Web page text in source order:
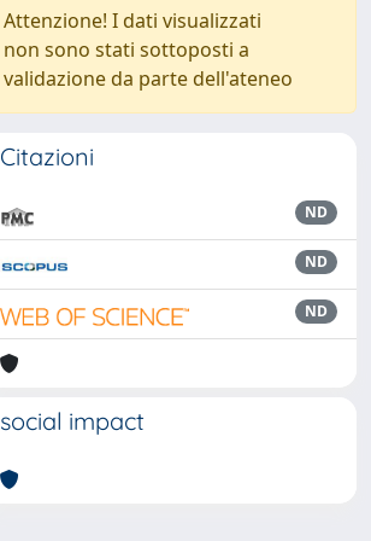
Attenzione! I dati visualizzati
non sono stati sottoposti a
validazione da parte dell'ateneo
Citazioni
ND
ND
ND
social impact